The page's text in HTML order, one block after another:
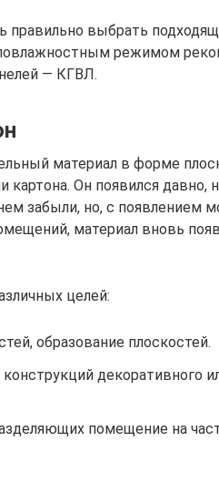
правильно выбрать
режимом
— КГВЛ.
материал в форме
картона. Он появился давно,
забыли, но, с появлением
материал вновь
целей:
образование плоскостей.
декоративного
помещение на